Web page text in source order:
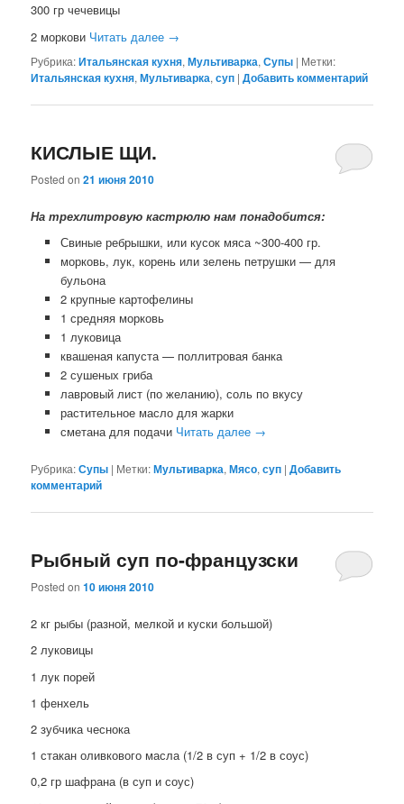
300 гр чечевицы
2 моркови Читать далее →
Рубрика:Итальянская кухня,Мультиварка,Супы | Метки:
Итальянская кухня,Мультиварка,суп |Добавить комментарий
КИСЛЫЕ ЩИ.
Posted on21 июня 2010
На трехлитровую кастрюлю нам понадобится:
Свиные ребрышки, или кусок мяса ~300-400 гр.
морковь, лук, корень или зелень петрушки — для
бульона
2 крупные картофелины
1 средняя морковь
1 луковица
квашеная капуста — поллитровая банка
2 сушеных гриба
лавровый лист (по желанию), соль по вкусу
растительное масло для жарки
сметана для подачи Читать далее →
Рубрика:Супы | Метки:Мультиварка,Мясо,суп |Добавить
комментарий
Рыбный суп по-французски
Posted on10 июня 2010
2 кг рыбы (разной, мелкой и куски большой)
2 луковицы
1 лук порей
1 фенхель
2 зубчика чеснока
1 стакан оливкового масла (1/2 в суп + 1/2 в соус)
0,2 гр шафрана (в суп и соус)